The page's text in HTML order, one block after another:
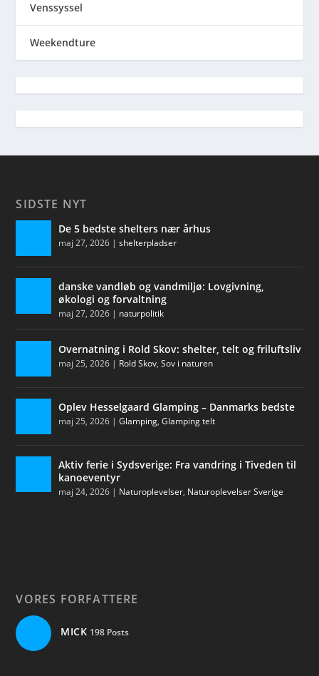
Venssyssel
Weekendture
SIDSTE NYT
De 5 bedste shelters nær århus
maj 27, 2026 |shelterpladser
danske vandløb og vandmiljø: Lovgivning,
økologi og forvaltning
maj 27, 2026 | naturpolitik
Overnatning i Rold Skov: shelter, telt og friluftsliv
maj 25, 2026 | Rold Skov,Sov i naturen
Oplev Hesselgaard Glamping – Danmarks bedste
maj 25, 2026 |Glamping,Glamping telt
Aktiv ferie i Sydsverige: Fra vandring i Tiveden til
kanoeventyr
maj 24, 2026 | Naturoplevelser, Naturoplevelser Sverige
VORES FORFATTERE
MICK 198 Posts